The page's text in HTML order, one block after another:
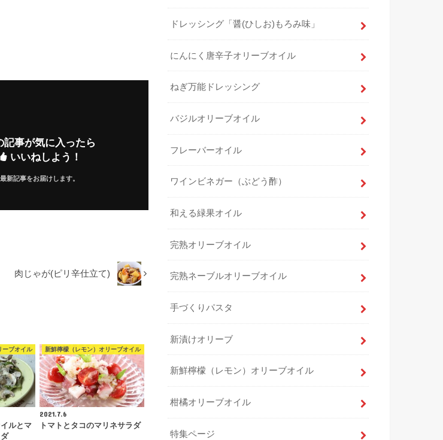
記事が気に入ったら
いいねしよう！
最新記事をお届けします。
肉じゃが(ピリ辛仕立て)
ーブオイル
ルとマ
新鮮檸檬（レモン）オリーブオイル
2021.7.6
トマトとタコのマリネサラダ
ドレッシング「醤(ひしお)もろみ味」
にんにく唐辛子オリーブオイル
ねぎ万能ドレッシング
バジルオリーブオイル
フレーバーオイル
ワインビネガー（ぶどう酢）
和える緑果オイル
完熟オリーブオイル
完熟ネーブルオリーブオイル
手づくりパスタ
新漬けオリーブ
新鮮檸檬（レモン）オリーブオイル
柑橘オリーブオイル
特集ページ